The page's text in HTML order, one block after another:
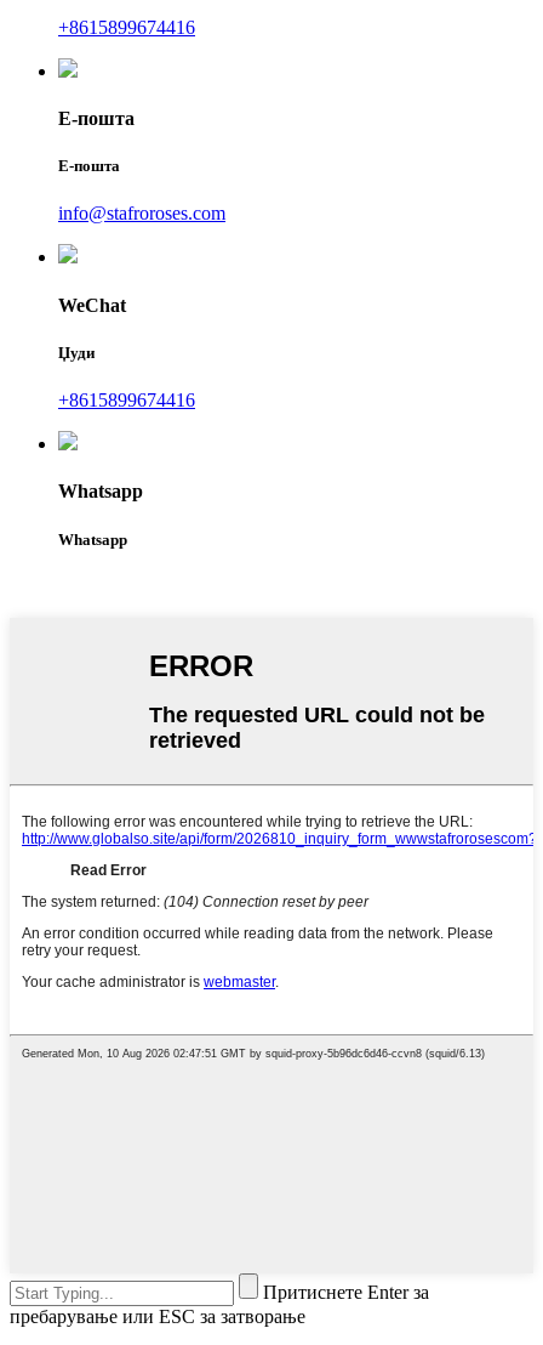
+8615899674416
Е-пошта
Е-пошта
info@stafroroses.com
WeChat
Џуди
+8615899674416
Whatsapp
Whatsapp
Притиснете Enter за
пребарување или ESC за затворање